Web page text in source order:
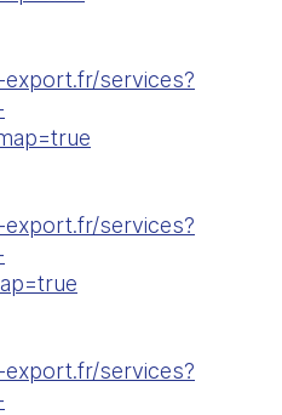
services?
services?
services?